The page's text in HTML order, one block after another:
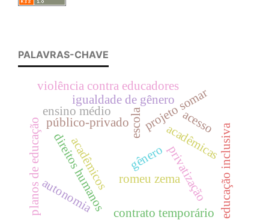
PALAVRAS-CHAVE
privatização
projeto somar
público-privado
romeu zema
igualdade de gênero
acadêmicos acadêmicas
planos de educação gênero educação inclusiva
acesso
violência contra educadores
direitos humanos
escola
autonomia contrato temporário
ensino médio